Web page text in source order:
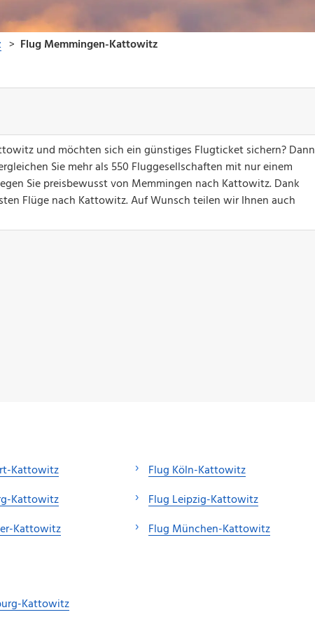
und möchten sich ein günstiges Flugticket sichern? Dann
Sie mehr als 550 Fluggesellschaften mit nur einem
Sie preisbewusst von Memmingen nach Kattowitz. Dank
Flüge nach Kattowitz. Auf Wunsch teilen wir Ihnen auch
Kattowitz
Kattowitz
Kattowitz
Flug Köln-Kattowitz
Flug Leipzig-Kattowitz
Flug München-Kattowitz
Kattowitz